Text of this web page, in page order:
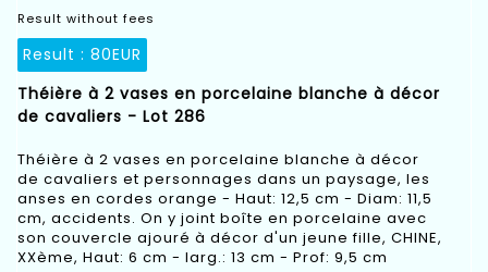
Result without fees
Result : 80EUR
Théière à 2 vases en porcelaine blanche à décor
de cavaliers - Lot 286
Théière à 2 vases en porcelaine blanche à décor
de cavaliers et personnages dans un paysage, les
anses en cordes orange - Haut: 12,5 cm - Diam: 11,5
cm, accidents. On y joint boîte en porcelaine avec
son couvercle ajouré à décor d'un jeune fille, CHINE,
XXème, Haut: 6 cm - larg.: 13 cm - Prof: 9,5 cm